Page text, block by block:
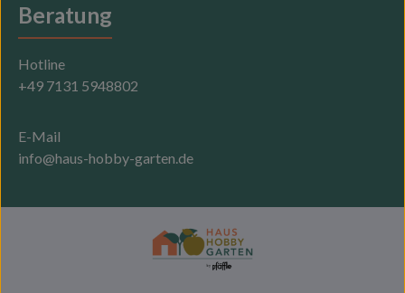
Beratung
Hotline
+49 7131 5948802
E-Mail
info@haus-hobby-garten.de